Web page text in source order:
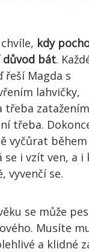
kdy
důvod bát.
Magda s
lahvičky,
třeba zatažením
třeba.
vyčůrat během
se i vzít ven, a i
vyvenčí se.
se může pes
Musíte
a klidné